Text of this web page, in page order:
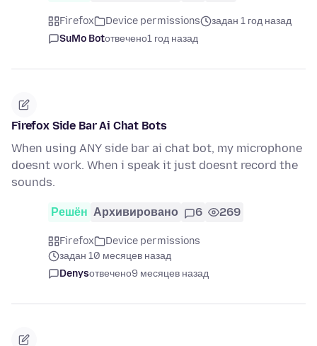
Firefox Device permissions
задан 1 год назад
SuMo Botотвечено1 год назад
Firefox Side Bar Ai Chat Bots
When using ANY side bar ai chat bot, my microphone
doesnt work. When i speak it just doesnt record the
sounds.
Решён Архивировано 6 269
Firefox
Device permissions
задан 10 месяцев назад
Denysотвечено9 месяцев назад